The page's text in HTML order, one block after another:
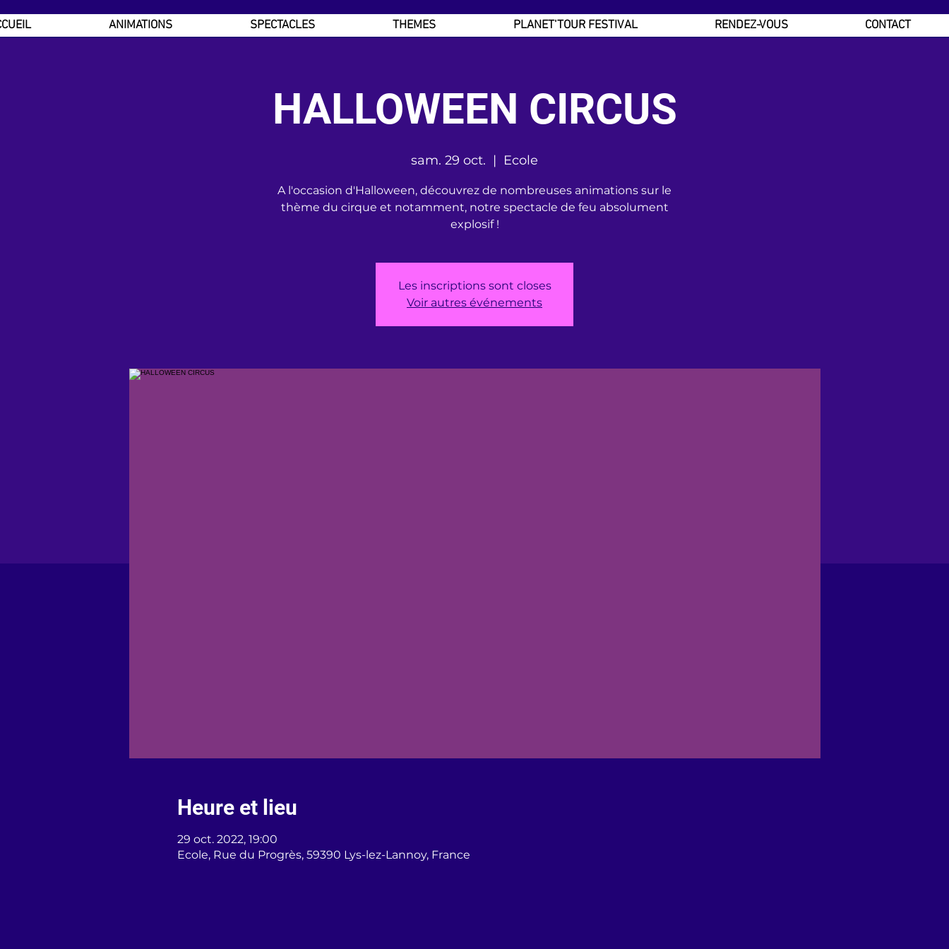
ANIMATIONS SPECTACLES THEMES PLANET'TOUR FESTIVAL RENDEZ-VOUS CONTACT
HALLOWEEN CIRCUS
sam. 29 oct.
  |
Ecole
A l'occasion d'Halloween, découvrez de nombreuses animations sur le
thème du cirque et notamment, notre spectacle de feu absolument
explosif !
Les inscriptions sont closes
Voir autres événements
Heure et lieu
29 oct. 2022, 19:00
Ecole, Rue du Progrès, 59390 Lys-lez-Lannoy, France